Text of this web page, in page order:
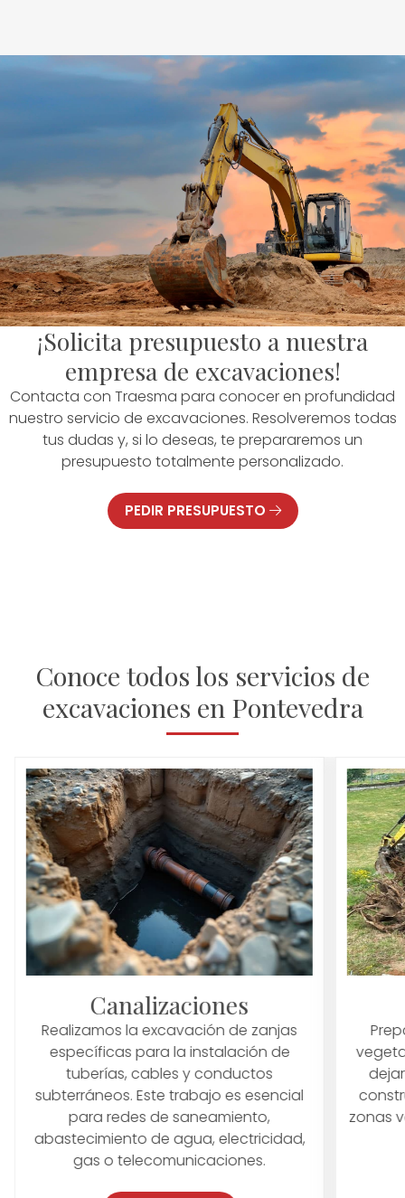
¡Solicita presupuesto a nuestra
empresa de excavaciones!
Contacta con Traesma para conocer en profundidad
nuestro servicio de excavaciones. Resolveremos todas
tus dudas y, si lo deseas, te prepararemos un
presupuesto totalmente personalizado.
PEDIR PRESUPUESTO
Conoce todos los servicios de
excavaciones en Pontevedra
Canalizaciones
Realizamos la excavación de zanjas
específicas para la instalación de
tuberías, cables y conductos
subterráneos. Este trabajo es esencial
para redes de saneamiento,
abastecimiento de agua, electricidad,
gas o telecomunicaciones.
zonas